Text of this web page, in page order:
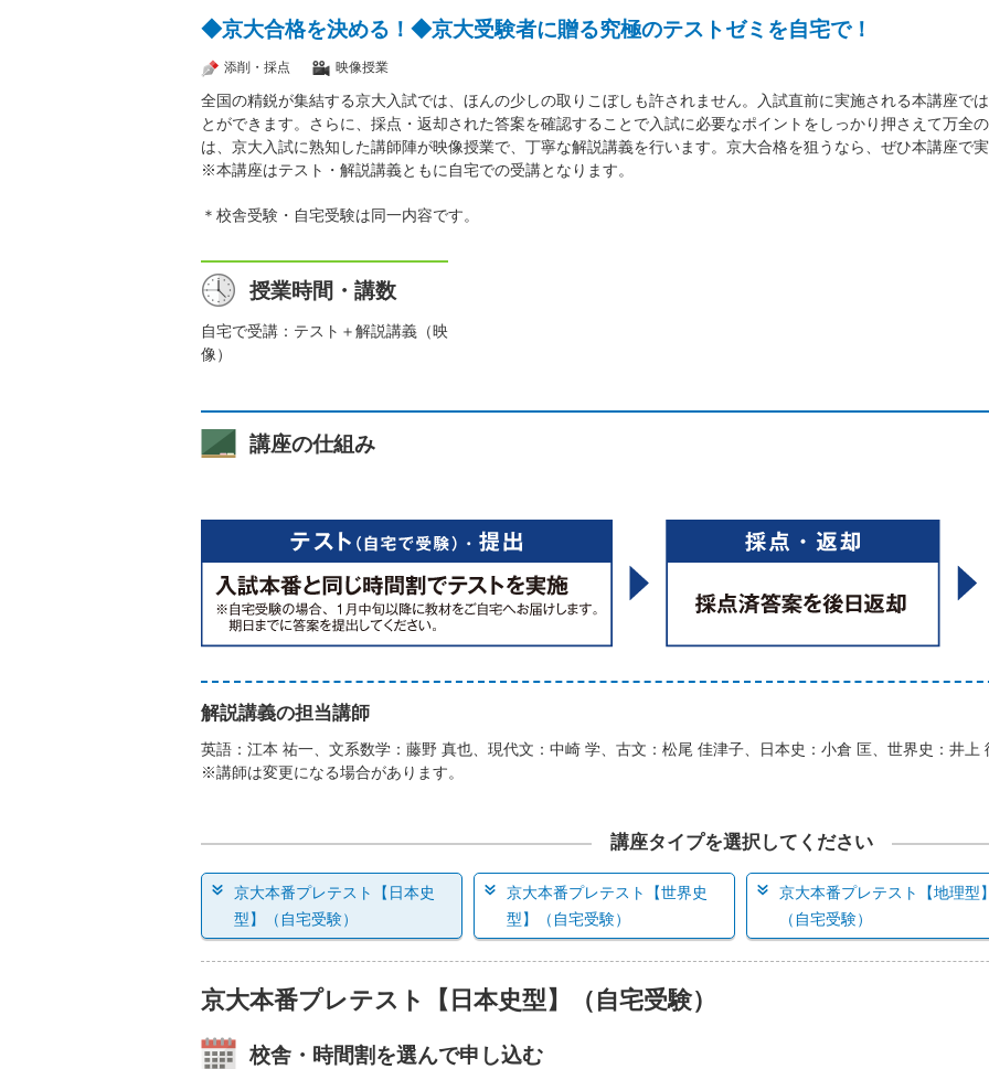
◆京大合格を決める！◆京大受験者に贈る究極のテストゼミを自宅で！
添削・採点 映像授業
全国の精鋭が集結する京大入試では、ほんの少しの取りこぼしも許されません。入試直前に実施される本講座で
とができます。さらに、採点・返却された答案を確認することで入試に必要なポイントをしっかり押さえて万全
は、京大入試に熟知した講師陣が映像授業で、丁寧な解説講義を行います。京大合格を狙うなら、ぜひ本講座で
※本講座はテスト・解説講義ともに自宅での受講となります。
＊校舎受験・自宅受験は同一内容です。
授業時間・講数
自宅で受講：テスト＋解説講義（映
像）
講座の仕組み
解説講義の担当講師
英語：江本 祐一、文系数学：藤野 真也、現代文：中崎 学、古文：松尾 佳津子、日本史：小倉 匡、世界史：井上
※講師は変更になる場合があります。
講座タイプを選択してください
京大本番プレテスト【日本史
型】（自宅受験）
京大本番プレテスト【日本史型】（自宅受験）
校舎・時間割を選んで申し込む
京大本番プレテスト【世界史
型】（自宅受験）
京大本番プレテスト【地理型
（自宅受験）